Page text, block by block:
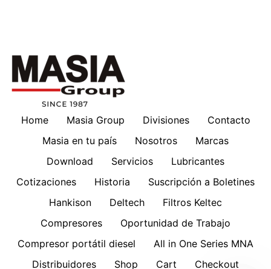
Home Masia Group Divisiones
Contacto
Masia en tu país
Nosotros
Marcas
Download
Servicios
Lubricantes
Cotizaciones
Historia
Suscripción a Boletines
Hankison
Deltech
Filtros Keltec
Compresores
Oportunidad de Trabajo
Compresor portátil diesel
All in One Series MNA
Distribuidores
Shop Cart Checkout